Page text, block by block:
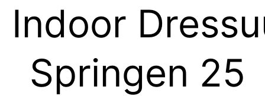
Indoor
Springen 25